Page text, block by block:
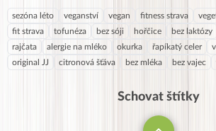
sezóna léto veganství vegan fitness strava
fit strava
tofunéza bez sóji hořčice bez laktózy
rajčata
alergie na mléko okurka řapíkatý celer
original JJ
citronová šťáva bez mléka bez vajec
Schovat štítky